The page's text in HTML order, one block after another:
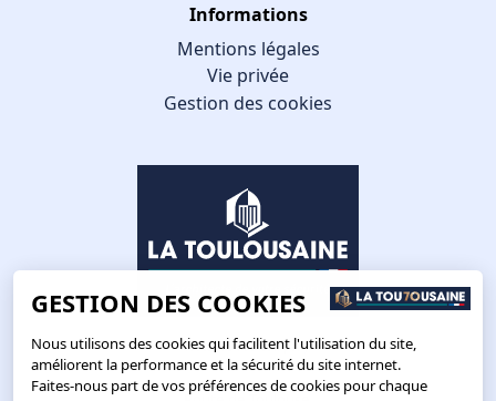
Informations
Mentions légales
Vie privée
Gestion des cookies
GESTION DES COOKIES
Nous utilisons des cookies qui facilitent l'utilisation du site,
améliorent la performance et la sécurité du site internet.
Faites-nous part de vos préférences de cookies pour chaque